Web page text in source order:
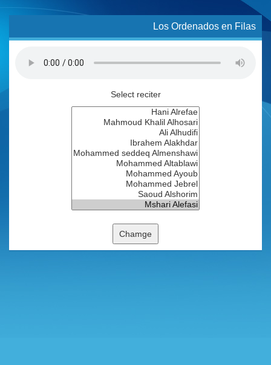
Los Ordenados en Filas
Select reciter